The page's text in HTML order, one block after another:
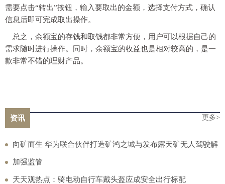
需要点击“转出”按钮，输入要取出的金额，选择支付方式，确认
信息后即可完成取出操作。
总之，余额宝的存钱和取钱都非常方便，用户可以根据自己的
需求随时进行操作。同时，余额宝的收益也是相对较高的，是一
款非常不错的理财产品。
资讯 更多>
向矿而生 华为联合伙伴打造矿鸿之城与发布露天矿无人驾驶解
决方案
加强监管
天天观热点：骑电动自行车戴头盔应成安全出行标配